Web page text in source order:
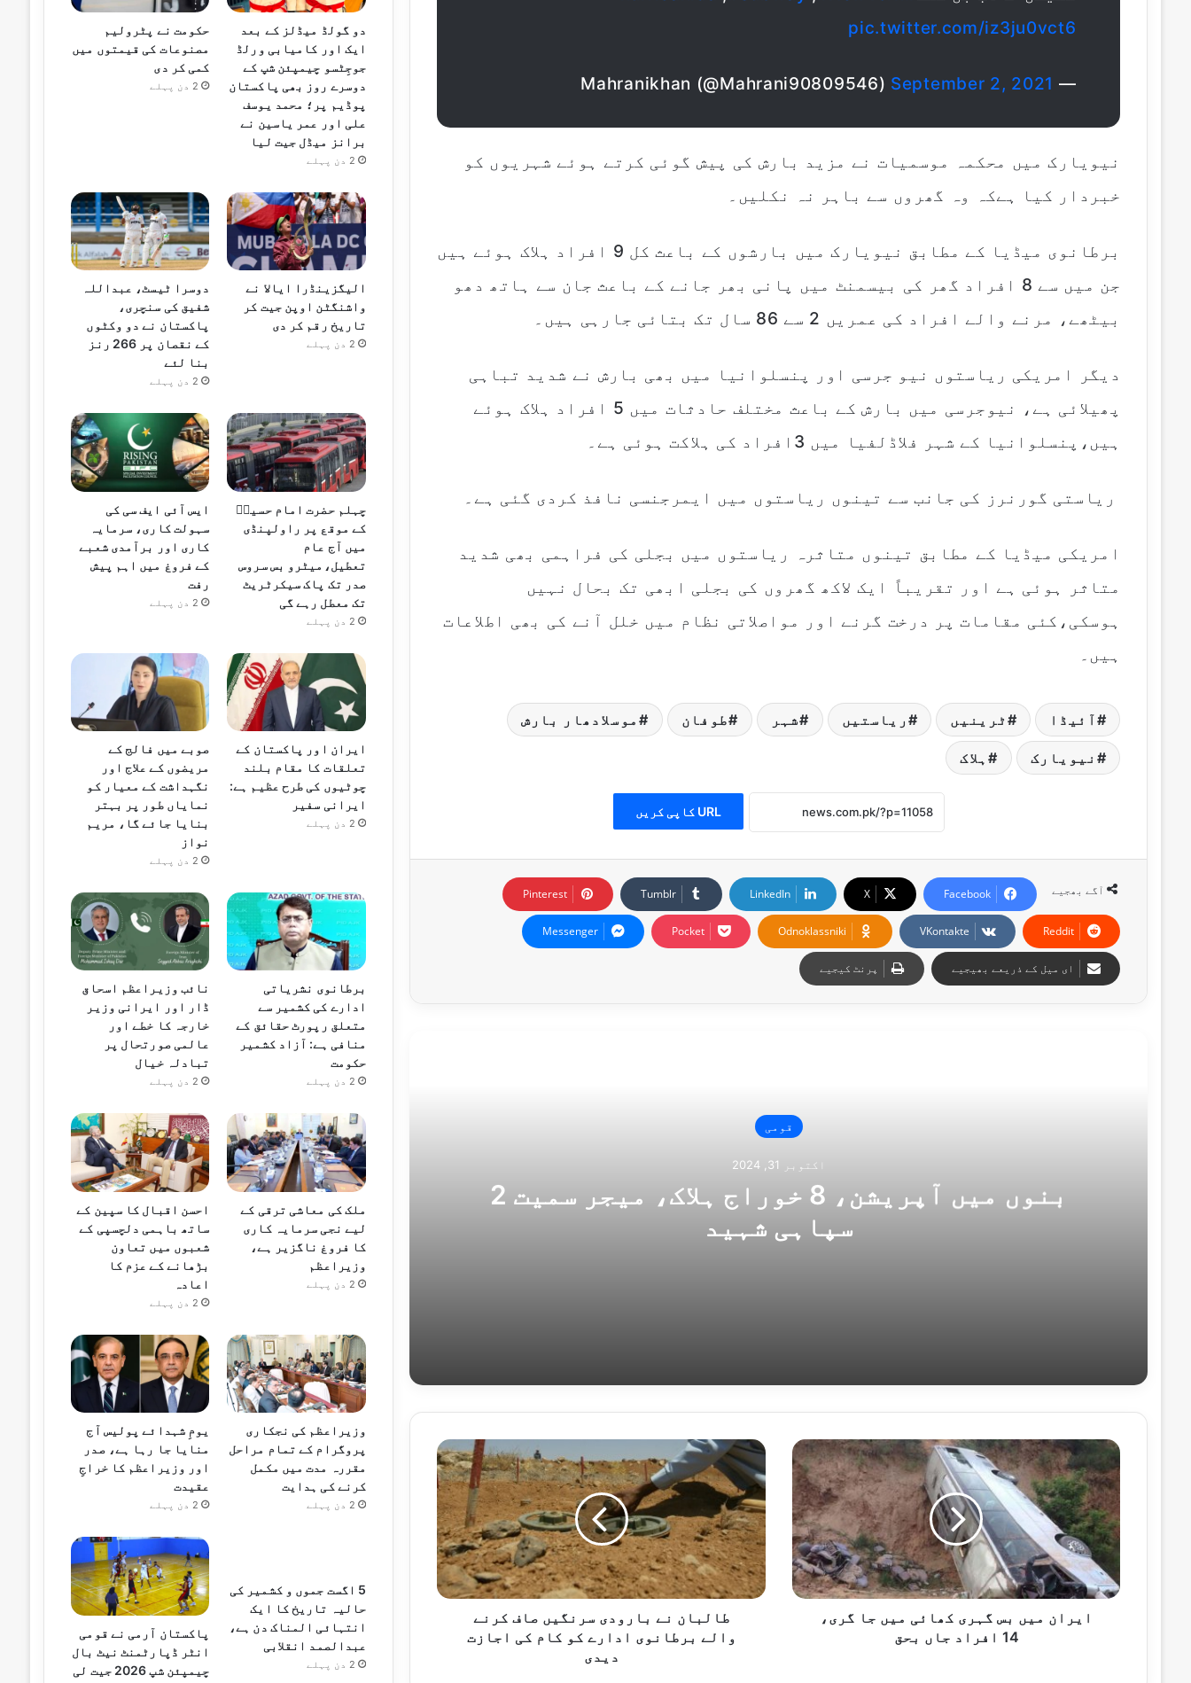
pic.twitter.com/iz3ju0vct6
— Mahranikhan (@Mahrani90809546)
September 2, 2021
نیویارک میں محکمہ موسمیات نے مزید بارش کی پیش گوئی کرتے ہوئے شہریوں کو
خبردار کیا ہےکہ وہ گھروں سے باہر نہ نکلیں۔
برطانوی میڈیا کے مطابق نیویارک میں بارشوں کے باعث کل 9 افراد ہلاک ہوئے ہیں
جن میں سے 8 افراد گھر کی بیسمنٹ میں پانی بھر جانے کے باعث جان سے ہاتھ دھو
بیٹھے، مرنے والے افراد کی عمریں 2 سے 86 سال تک بتائی جارہی ہیں۔
دیگر امریکی ریاستوں نیو جرسی اور پنسلوانیا میں بھی بارش نے شدید تباہی
پھیلائی ہے، نیوجرسی میں بارش کے باعث مختلف حادثات میں 5 افراد ہلاک ہوئے
ہیں،پنسلوانیا کے شہر فلاڈلفیا میں 3افراد کی ہلاکت ہوئی ہے۔
ریاستی گورنرز کی جانب سے تینوں ریاستوں میں ایمرجنسی نافذ کردی گئی ہے۔
امریکی میڈیا کے مطابق تینوں متاثرہ ریاستوں میں بجلی کی فراہمی بھی شدید
متاثر ہوئی ہے اور تقریباً ایک لاکھ گھروں کی بجلی ابھی تک بحال نہیں
ہوسکی،کئی مقامات پر درخت گرنے اور مواصلاتی نظام میں خلل آنے کی بھی اطلاعات
ہیں۔
آئیڈا ٹرینیں ریاستیں شہر طوفان موسلادھار بارش
نیویارک ہلاک
URL کاپی کریں
آگے بھجیے Facebook
X
LinkedIn
Tumblr
Pinterest
Reddit
VKontakte
Odnoklassniki
Pocket
Messenger
ای میل کے ذریعے بھیجیے پرنٹ کیجیے
قومی
اکتوبر 31, 2024
بنوں میں آپریشن، 8 خوراج ہلاک، میجر سمیت 2
سپاہی شہید
سکیورٹی فورسز کا آپریشن، 9 خوارج ہلاک، بھاری مقدار میں اسلحہ اوردھماکہ خیزمواد برآمد
اکتوبر 23, 2024
عالمی برادری بین الاقوامی امن وترقی میں کرداراداکرے،منیراکرم
اکتوبر 21, 2024
ہیلی کاپٹر ریڈیو ٹاور سے ٹکرا کر تباہ ہو گیا ، بچے سمیت 4 افراد جھلس کر ہلاک
ایران
میں
بس
گہری
کھائی
میں
جا
گری،
14
افرادایران میں بس گہری کھائی میں جا گری،
14 افراد جاں بحق
طالبان
نے
بارودی
سرنگیں
صاف
کرنے
والے
برطانوی
ادارے
طالبان نے بارودی سرنگیں صاف کرنے
والے برطانوی ادارے کو کام کی اجازت
دیدی
دو گولڈ میڈلز کے بعد
ایک اور کامیابی ورلڈ
جوجِٹسو چیمپئن شپ کے
دوسرے روز بھی پاکستان
پوڈیم پر؛ محمد یوسف
علی اور عمر یاسین نے
برانز میڈل جیت لیا
2 دن پہلے
حکومت نے پٹرولیم
مصنوعات کی قیمتوں میں
کمی کر دی
2 دن پہلے
الیگزینڈرا ایالا نے
واشنگٹن اوپن جیت کر
تاریخ رقم کر دی
2 دن پہلے
دوسرا ٹیسٹ، عبداللہ
شفیق کی سنچری،
پاکستان نے دو وکٹوں
کے نقصان پر 266 رنز
بنا لئے
2 دن پہلے
چہلم حضرت امام حسینؓ
کے موقع پر راولپنڈی
میں آج عام
تعطیل،میٹرو بس سروس
صدر تک پاک سیکرٹریٹ
تک معطل رہے گی
2 دن پہلے
ایس آئی ایف سی کی
سہولت کاری، سرمایہ
کاری اور برآمدی شعبے
کے فروغ میں اہم پیش
رفت
2 دن پہلے
ایران اور پاکستان کے
تعلقات کا مقام بلند
چوٹیوں کی طرح عظیم ہے:
ایرانی سفیر
2 دن پہلے
صوبے میں فالج کے
مریضوں کے علاج اور
نگہداشت کے معیار کو
نمایاں طور پر بہتر
بنایا جائے گا، مریم
نواز
2 دن پہلے
برطانوی نشریاتی
ادارے کی کشمیر سے
متعلق رپورٹ حقائق کے
منافی ہے: آزاد کشمیر
حکومت
2 دن پہلے
نائب وزیراعظم اسحاق
ڈار اور ایرانی وزیر
خارجہ کا خطے اور
عالمی صورتحال پر
تبادلہ خیال
2 دن پہلے
ملک کی معاشی ترقی کے
لیے نجی سرمایہ کاری
کا فروغ ناگزیر ہے،
وزیراعظم
2 دن پہلے
احسن اقبال کا سپین کے
ساتھ باہمی دلچسپی کے
شعبوں میں تعاون
بڑھانے کے عزم کا
اعادہ
2 دن پہلے
وزیراعظم کی نجکاری
پروگرام کے تمام مراحل
مقررہ مدت میں مکمل
کرنے کی ہدایت
2 دن پہلے
یومِ شہدائے پولیس آج
منایا جا رہا ہے، صدر
اور وزیراعظم کا خراجِ
عقیدت
2 دن پہلے
5 اگست جموں و کشمیر کی
حالیہ تاریخ کا ایک
انتہائی المناک دن ہے،
عبدالصمد انقلابی
2 دن پہلے
پاکستان آرمی نے قومی
انٹر ڈپارٹمنٹ نیٹ بال
چیمپئن شپ 2026 جیت لی